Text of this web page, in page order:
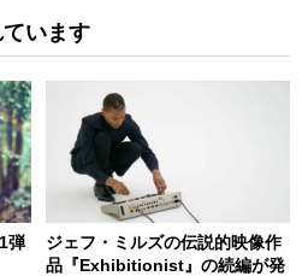
います
弾
ジェフ・ミルズの伝説的映像作
品『Exhibitionist』の続編が発